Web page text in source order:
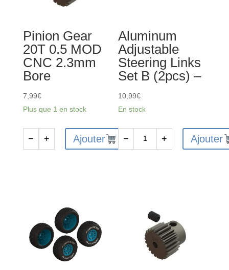
Pinion Gear
20T 0.5 MOD
CNC 2.3mm
Bore
7,99€
Plus que 1 en stock
MOD
CNC
2.3mm
− + Ajouter
Aluminum
Adjustable
Steering Links
Set B (2pcs) –
10,99€
En stock
− + Ajouter